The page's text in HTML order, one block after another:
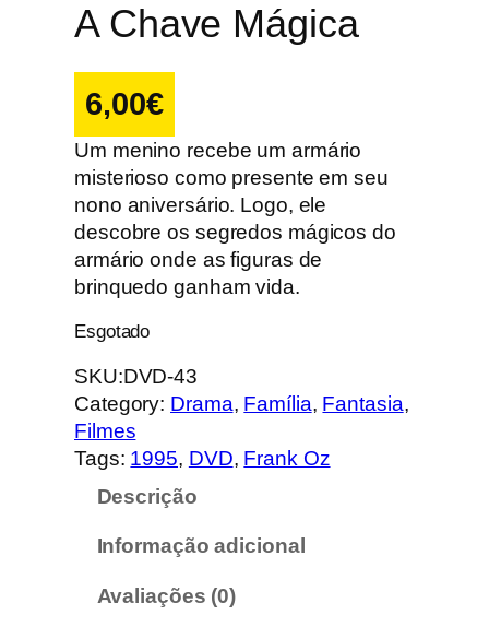
A Chave Mágica
6,00€
Um menino recebe um armário
misterioso como presente em seu
nono aniversário. Logo, ele
descobre os segredos mágicos do
armário onde as figuras de
brinquedo ganham vida.
Esgotado
SKU:DVD-43
Category: Drama, Família, Fantasia
Filmes
Tags: 1995, DVD, Frank Oz
Descrição
Informação adicional
Avaliações (0)